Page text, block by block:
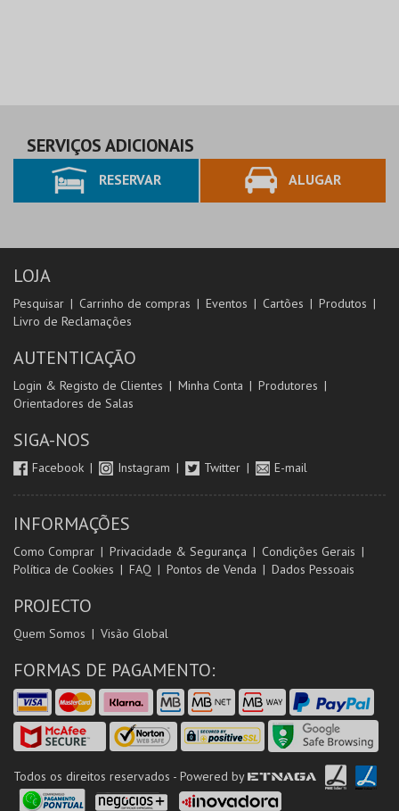
SERVIÇOS ADICIONAIS
RESERVAR ALUGAR
LOJA
Pesquisar Carrinho de compras Eventos Cartões
Produtos
Livro de Reclamações
AUTENTICAÇÃO
Login & Registo de Clientes Minha Conta
Produtores
Orientadores de Salas
SIGA-NOS
Facebook Instagram Twitter E-mail
INFORMAÇÕES
Como Comprar Privacidade & Segurança
Condições Gerais
Política de Cookies
FAQ Pontos de Venda Dados Pessoais
PROJECTO
Quem Somos Visão Global
FORMAS DE PAGAMENTO:
Todos os direitos reservados - Powered by ETNAGA